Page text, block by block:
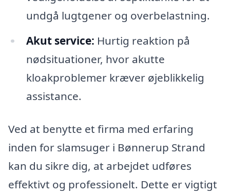
undgå lugtgener og overbelastning.
Akut service: Hurtig reaktion på
nødsituationer, hvor akutte
kloakproblemer kræver øjeblikkelig
assistance.
Ved at benytte et firma med erfaring
inden for slamsuger i Bønnerup Strand
kan du sikre dig, at arbejdet udføres
effektivt og professionelt. Dette er vigtigt